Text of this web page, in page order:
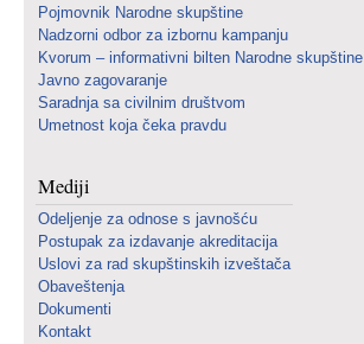
Pojmovnik Narodne skupštine
Nadzorni odbor za izbornu kampanju
Kvorum – informativni bilten Narodne skupštine
Javno zagovaranje
Saradnja sa civilnim društvom
Umetnost koja čeka pravdu
Mediji
Odeljenje za odnose s javnošću
Postupak za izdavanje akreditacija
Uslovi za rad skupštinskih izveštača
Obaveštenja
Dokumenti
Kontakt